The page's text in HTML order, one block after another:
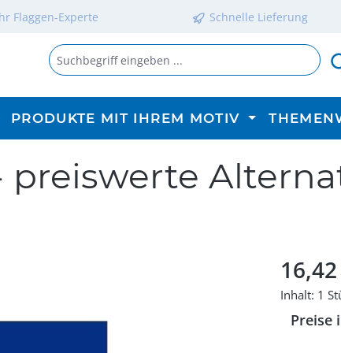
Flaggen-Experte Schnelle Lieferung
PRODUKTE MIT IHREM MOTIV
preiswerte
Inhalt: 1
Preise